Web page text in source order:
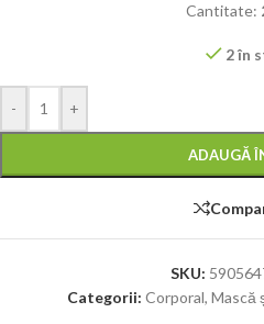
Cantitate:
2 în
- +
ADAUGĂ
SKU:
Categorii: Corporal, Mască